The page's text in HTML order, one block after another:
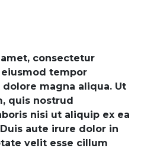
consectetur
tempor
magna aliqua. Ut
quis nostrud
nisi ut aliquip ex ea
aute irure dolor in
velit esse cillum